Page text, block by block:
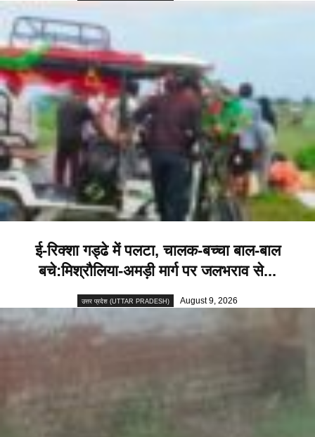
ई-रिक्शा गड्ढे में पलटा, चालक-बच्चा बाल-बाल
बचे:मिश्रौलिया-अमड़ी मार्ग पर जलभराव से...
उत्तर प्रदेश (UTTAR PRADESH) August 9, 2026